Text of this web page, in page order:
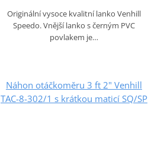
Originální vysoce kvalitní lanko Venhill
Speedo. Vnější lanko s černým PVC
povlakem je…
Náhon otáčkoměru 3 ft 2" Venhill
TAC-8-302/1 s krátkou maticí SQ/SP